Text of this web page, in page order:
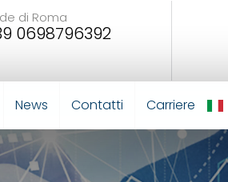
di Roma
0698796392
News Contatti
Carriere